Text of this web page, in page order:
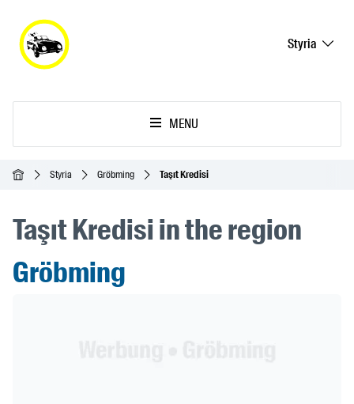
Styria
MENU
Ana SayfaStyria Gröbming Taşıt Kredisi
Taşıt Kredisi in the region
Gröbming